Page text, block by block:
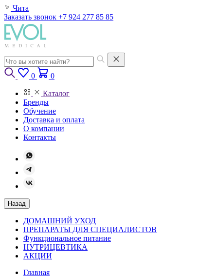
Чита
Заказать звонок +7 924 277 85 85
0 0
Каталог
Бренды
Обучение
Доставка и оплата
О компании
Контакты
Назад
ДОМАШНИЙ УХОД
ПРЕПАРАТЫ ДЛЯ СПЕЦИАЛИСТОВ
Функциональное питание
НУТРИЦЕВТИКА
АКЦИИ
Главная